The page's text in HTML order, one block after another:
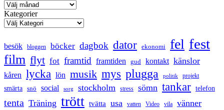
Kategorier
besök bloggen böcker dagbok dator ekonomi fel fest
film flyt fot framtid framtiden gud kontakt känslor
kåren lycka lön musik mys plugga politik projekt
smärta snö social sorg stockholm stress sömn tankar telefon
tenta Träning trött tvätta usa vatten Video vila vänner